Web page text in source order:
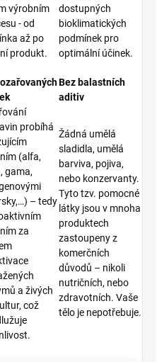
výrobním
- od
až po
produkt.
dostupných
bioklimatických
podmínek pro
optimální účinek.
Bez balastních
aditiv
probíhá
(alfa,
gama,
– tedy
za
a živých
což
Žádná umělá
sladidla, umělá
barviva, pojiva,
nebo konzervanty.
Tyto tzv. pomocné
látky jsou v mnoha
produktech
zastoupeny z
komerčních
důvodů – nikoli
nutričních, nebo
zdravotních. Vaše
tělo je nepotřebuje.